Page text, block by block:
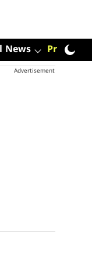
News Premium
Advertisement